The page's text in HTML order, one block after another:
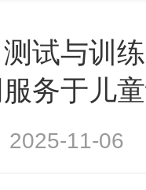
试与训
务于儿
2025-11-